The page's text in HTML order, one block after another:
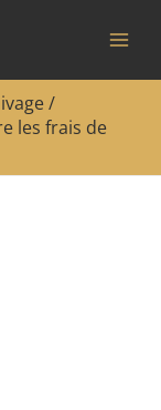
les frais de